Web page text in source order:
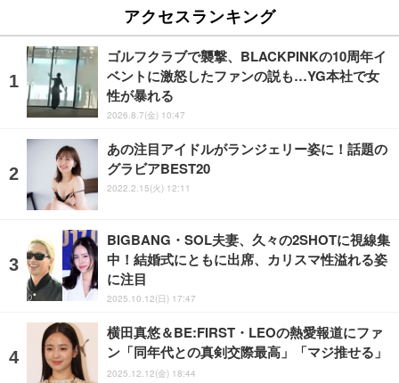
アクセスランキング
ゴルフクラブで襲撃、BLACKPINKの10周年イ
ベントに激怒したファンの説も…YG本社で女
性が暴れる
2026.8.7(金) 10:47
あの注目アイドルがランジェリー姿に！話題の
グラビアBEST20
2022.2.15(火) 12:11
BIGBANG・SOL夫妻、久々の2SHOTに視線集
中！結婚式にともに出席、カリスマ性溢れる姿
に注目
2025.10.12(日) 17:47
横田真悠＆BE:FIRST・LEOの熱愛報道にファ
ン「同年代との真剣交際最高」「マジ推せる」
2025.12.12(金) 18:44